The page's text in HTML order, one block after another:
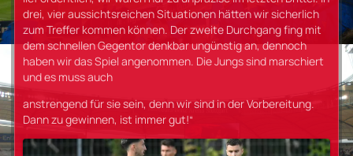
drei, vier aussichtsreichen Situationen hätten wir sicherlich
zum Treffer kommen können. Der zweite Durchgang fing mit
dem schnellen Gegentor denkbar ungünstig an, dennoch
haben wir das Spiel angenommen. Die Jungs sind marschiert
und es muss auch
anstrengend für sie sein, denn wir sind in der Vorbereitung.
Dann zu gewinnen, ist immer gut!“